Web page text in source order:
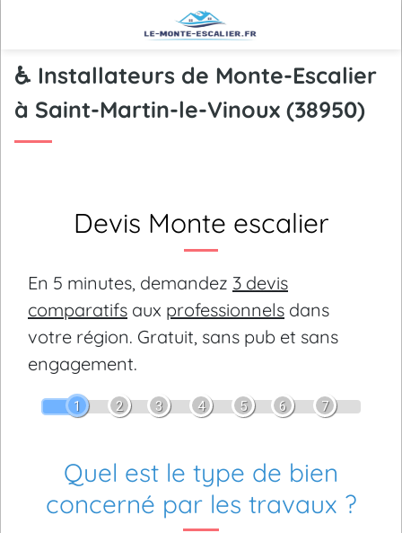
♿ Installateurs de Monte-Escalier
à Saint-Martin-le-Vinoux (38950)
Devis Monte escalier
En 5 minutes, demandez 3 devis
comparatifs aux professionnels dans
votre région. Gratuit, sans pub et sans
engagement.
1 2 3 4 5 6 7
Quel est le type de bien
concerné par les travaux ?